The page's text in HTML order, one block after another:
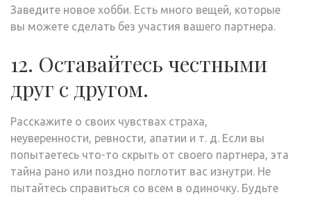
Заведите новое хобби. Есть много вещей, которые
вы можете сделать без участия вашего партнера.
12. Оставайтесь честными
друг с другом.
Расскажите о своих чувствах страха,
неуверенности, ревности, апатии и т. д. Если вы
попытаетесь что-то скрыть от своего партнера, эта
тайна рано или поздно поглотит вас изнутри. Не
пытайтесь справиться со всем в одиночку. Будьте